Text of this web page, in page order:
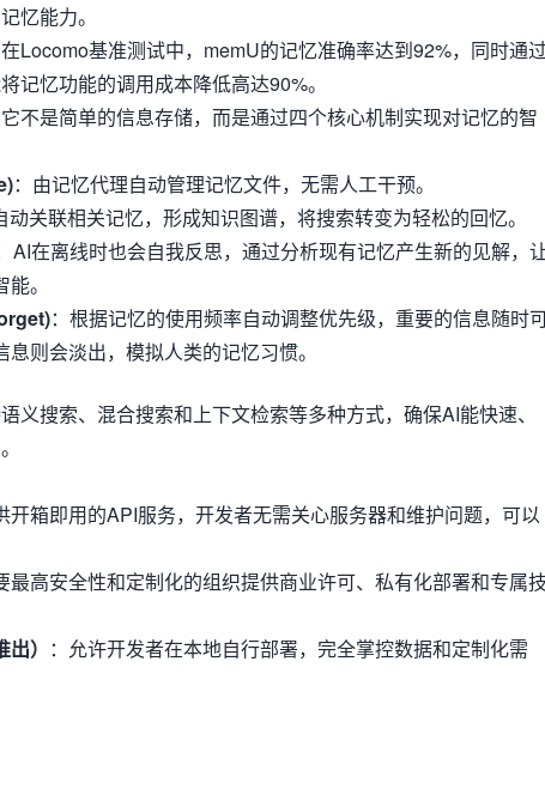
忆能力。
Locomo基准测试中，memU的记忆准确率达到92%，同时通
记忆功能的调用成本降低高达90%。
不是简单的信息存储，而是通过四个核心机制实现对记忆的智
：由记忆代理自动管理记忆文件，无需人工干预。
动关联相关记忆，形成知识图谱，将搜索转变为轻松的回忆。
AI在离线时也会自我反思，通过分析现有记忆产生新的见解，
。
：根据记忆的使用频率自动调整优先级，重要的信息随时
息则会淡出，模拟人类的记忆习惯。
义搜索、混合搜索和上下文检索等多种方式，确保AI能快速、
开箱即用的API服务，开发者无需关心服务器和维护问题，可以
最高安全性和定制化的组织提供商业许可、私有化部署和专属
） ：允许开发者在本地自行部署，完全掌控数据和定制化需